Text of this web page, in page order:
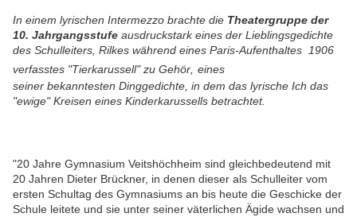
In einem lyrischen Intermezzo brachte die Theatergruppe der
10. Jahrgangsstufe ausdruckstark eines der Lieblingsgedichte
des Schulleiters, Rilkes während eines Paris-Aufenthaltes 1906
verfasstes "Tierkarussell" zu Gehör eines
seiner bekanntesten Dinggedichte, in dem das lyrische Ich das
"ewige" Kreisen eines Kinderkarussells betrachtet.
"20 Jahre Gymnasium Veitshöchheim sind gleichbedeutend mit
20 Jahren Dieter Brückner, in denen dieser als Schulleiter vom
ersten Schultag des Gymnasiums an bis heute die Geschicke der
Schule leitete und sie unter seiner väterlichen Ägide wachsen und